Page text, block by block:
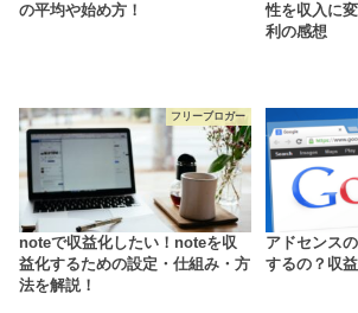
の平均や始め方！
性を収入に
利の感想
フリーブロガー
noteで収益化したい！noteを収
益化するための設定・仕組み・方
法を解説！
アドセンス
するの？収